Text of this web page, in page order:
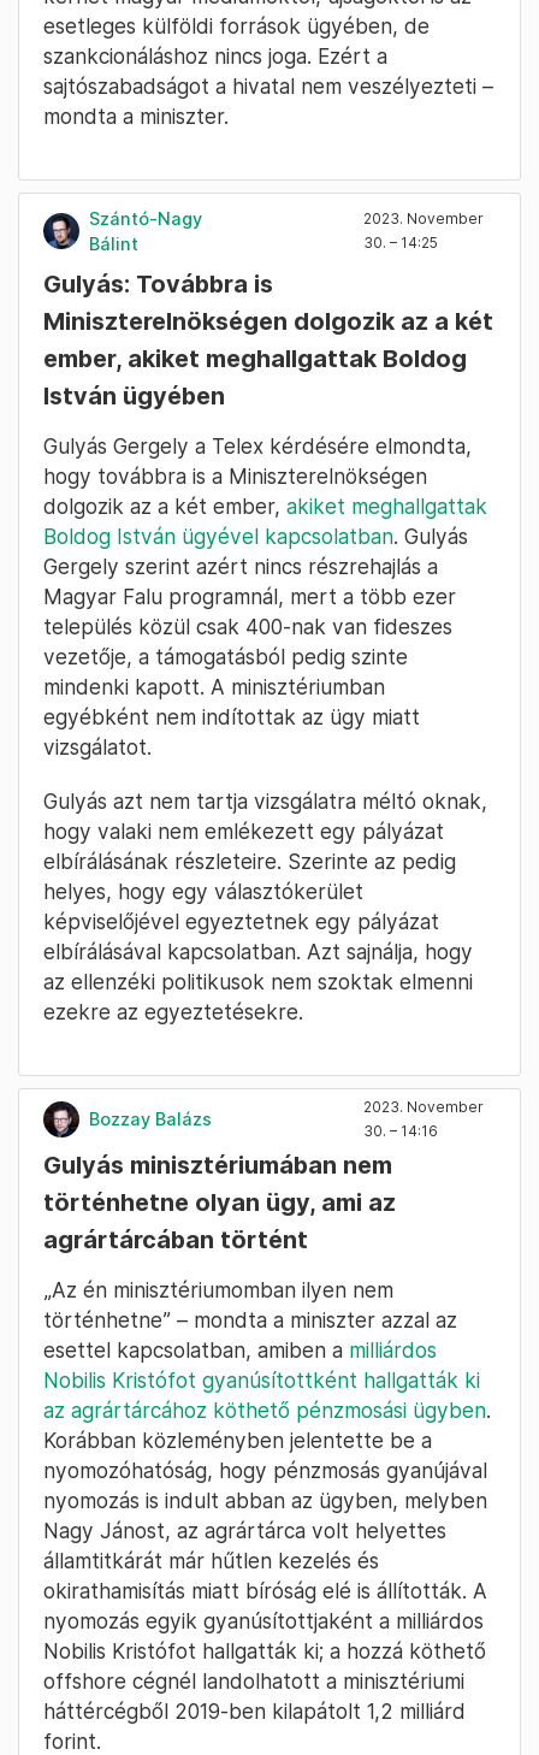
esetleges külföldi források ügyében, de
szankcionáláshoz nincs joga. Ezért a
sajtószabadságot a hivatal nem veszélyezteti –
mondta a miniszter.
Szántó-Nagy
Bálint
2023. November
30. – 14:25
Gulyás: Továbbra is
Miniszterelnökségen dolgozik az a két
ember, akiket meghallgattak Boldog
István ügyében
Gulyás Gergely a Telex kérdésére elmondta,
hogy továbbra is a Miniszterelnökségen
dolgozik az a két ember, akiket meghallgattak
Boldog István ügyével kapcsolatban. Gulyás
Gergely szerint azért nincs részrehajlás a
Magyar Falu programnál, mert a több ezer
település közül csak 400-nak van fideszes
vezetője, a támogatásból pedig szinte
mindenki kapott. A minisztériumban
egyébként nem indítottak az ügy miatt
vizsgálatot.
Gulyás azt nem tartja vizsgálatra méltó oknak,
hogy valaki nem emlékezett egy pályázat
elbírálásának részleteire. Szerinte az pedig
helyes, hogy egy választókerület
képviselőjével egyeztetnek egy pályázat
elbírálásával kapcsolatban. Azt sajnálja, hogy
az ellenzéki politikusok nem szoktak elmenni
ezekre az egyeztetésekre.
Bozzay Balázs
2023. November
30. – 14:16
Gulyás minisztériumában nem
történhetne olyan ügy, ami az
agrártárcában történt
„Az én minisztériumomban ilyen nem
történhetne” – mondta a miniszter azzal az
esettel kapcsolatban, amiben a milliárdos
Nobilis Kristófot gyanúsítottként hallgatták ki
az agrártárcához köthető pénzmosási ügyben.
Korábban közleményben jelentette be a
nyomozóhatóság, hogy pénzmosás gyanújával
nyomozás is indult abban az ügyben, melyben
Nagy Jánost, az agrártárca volt helyettes
államtitkárát már hűtlen kezelés és
okirathamisítás miatt bíróság elé is állították. A
nyomozás egyik gyanúsítottjaként a milliárdos
Nobilis Kristófot hallgatták ki; a hozzá köthető
offshore cégnél landolhatott a minisztériumi
háttércégből 2019-ben kilapátolt 1,2 milliárd
forint.